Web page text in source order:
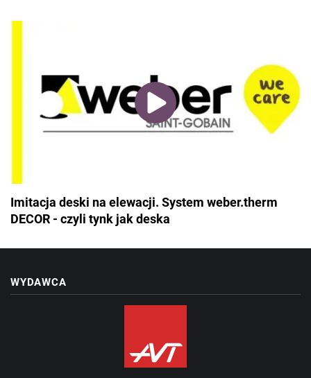
Imitacja deski na elewacji. System weber.therm
DECOR - czyli tynk jak deska
WYDAWCA